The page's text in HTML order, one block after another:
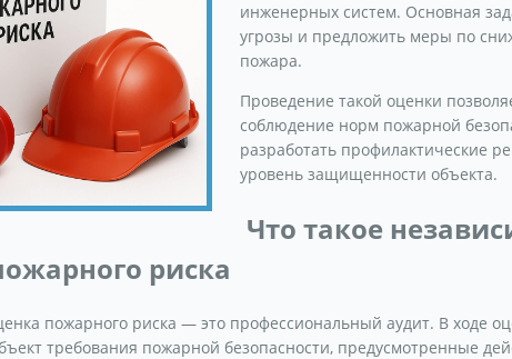
инженерных систем. Основная
угрозы и предложить меры по
пожара.
Проведение такой оценки
соблюдение норм пожарной
разработать профилактические
уровень защищенности объекта.
Что такое
риска
пожарного риска — это профессиональный аудит. В ходе
требования пожарной безопасности, предусмотренные